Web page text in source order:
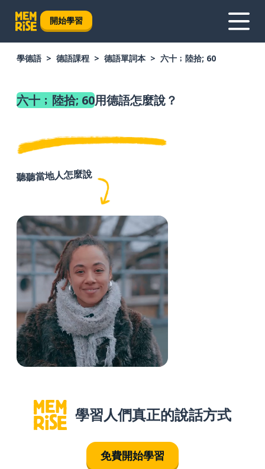
開始學習
學德語 德語課程 德語單詞本 六十﹔陸拾; 60
六十﹔陸拾; 60用德語怎麼說？
聽聽當地人怎麼說
學習人們真正的說話方式
免費開始學習